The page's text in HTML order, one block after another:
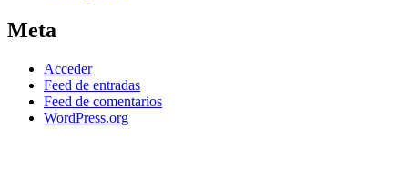
Meta
Acceder
Feed de entradas
Feed de comentarios
WordPress.org